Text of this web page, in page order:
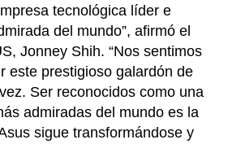
tecnológica líder e
del mundo”, afirmó el
Jonney Shih. “Nos sentimos
este prestigioso galardón de
Ser reconocidos como una
admiradas del mundo es la
sigue transformándose y